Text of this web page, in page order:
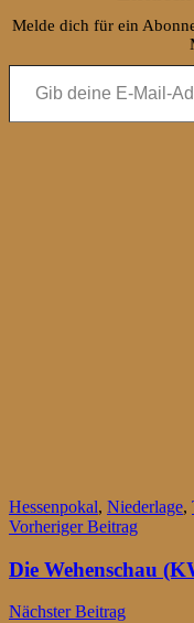
Melde dich für ein
Gib deine E-Mail-Adresse ein ...
Hessenpokal, Niederlage,
Vorheriger Beitrag
Die Wehenschau
Nächster Beitrag